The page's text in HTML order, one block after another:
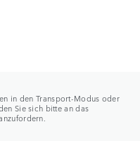
in den Transport-Modus oder
Sie sich bitte an das